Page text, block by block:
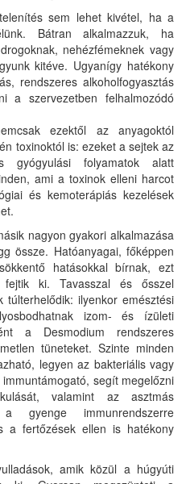
sem lehet kivétel, ha a
Bátran alkalmazzuk, ha
nehézfémeknek vagy
kitéve. Ugyanígy hatékony
rendszeres alkoholfogyasztás
a szervezetben felhalmozódó
ezektől az anyagoktól
toxinoktól is: ezeket a sejtek az
gyógyulási folyamatok alatt
ami a toxinok elleni harcot
és kemoterápiás kezelések
nagyon gyakori alkalmazása
össze. Hatóanyagai, főképpen
hatásokkal bírnak, ezt
ki. Tavasszal és ősszel
ilyenkor emésztési
izom- és ízületi
a Desmodium rendszeres
tüneteket. Szinte minden
legyen az bakteriális vagy
segít megelőzni
valamint az asztmás
gyenge immunrendszerre
a fertőzések ellen is hatékony
amik közül a húgyúti